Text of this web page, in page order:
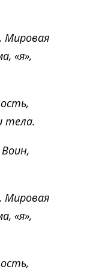
Мировая
«я»,
тела.
Мировая
«я»,